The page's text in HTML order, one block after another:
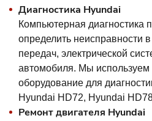
Диагностика Hyundai
Компьютерная диагностика
определить неисправности
передач, электрической
автомобиля. Мы
оборудование для
Hyundai HD72, Hyundai
Ремонт двигателя Hyundai